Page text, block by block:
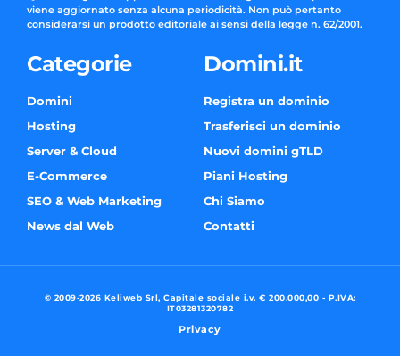
viene aggiornato senza alcuna periodicità. Non può pertanto
considerarsi un prodotto editoriale ai sensi della legge n. 62/2001.
Categorie
Domini
Hosting
Server & Cloud
E-Commerce
SEO & Web Marketing
News dal Web
Domini.it
Registra un dominio
Trasferisci un dominio
Nuovi domini gTLD
Piani Hosting
Chi Siamo
Contatti
© 2009-2026 Keliweb Srl, Capitale sociale i.v. € 200.000,00 - P.IVA:
IT03281320782
Privacy